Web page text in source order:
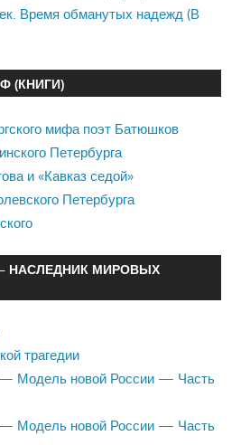
Время обманутых надежд (В
(КНИГИ)
мифа поэт Батюшков
Петербурга
и «Кавказ седой»
Петербурга
НАСЛЕДНИК МИРОВЫХ
трагедии
— Модель новой России — Часть
— Модель новой России — Часть